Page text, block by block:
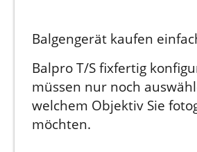
Balgengerät kaufen
Balpro T/S fixfertig
müssen nur noch
welchem Objektiv Sie
möchten.